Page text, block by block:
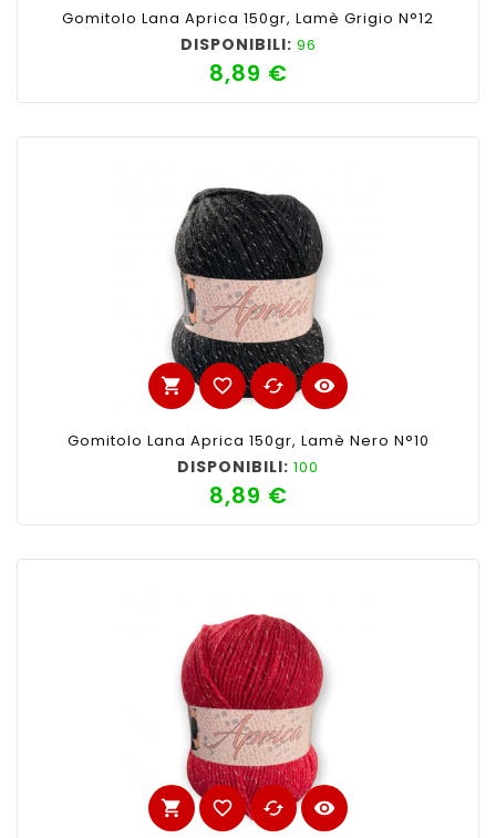
Gomitolo Lana Aprica 150gr, Lamè Grigio N°12
DISPONIBILI: 96
8,89 €Prezzo
shopping_cart favorite_border cached visibility
Gomitolo Lana Aprica 150gr, Lamè Nero N°10
DISPONIBILI: 100
8,89 €Prezzo
shopping_cart favorite_border cached visibility